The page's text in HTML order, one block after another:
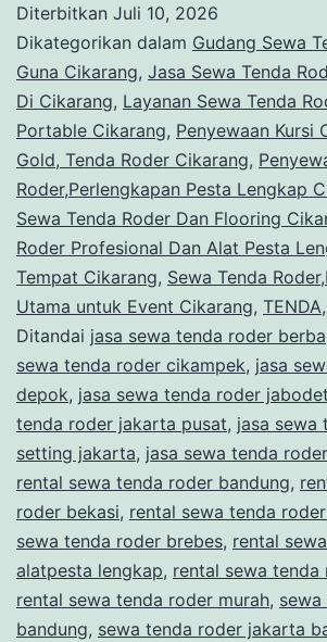
Dan
Alat
Pesta
Lengkap
Satu
Tempat
Cikarang
Diterbitkan Juli 10, 2026
Dikategorikan dalam Gudang Sewa
Guna Cikarang, Jasa Sewa Tenda
Di Cikarang, Layanan Sewa Tenda
Portable Cikarang, Penyewaan Kursi
Gold, Tenda Roder Cikarang,
Roder,Perlengkapan Pesta Lengkap
Sewa Tenda Roder Dan Flooring
Roder Profesional Dan Alat Pesta
Tempat Cikarang, Sewa Tenda
Utama untuk Event Cikarang, TENDA,
Ditandai jasa sewa tenda roder
sewa tenda roder cikampek, jasa
depok, jasa sewa tenda roder
tenda roder jakarta pusat, jasa sewa
setting jakarta, jasa sewa tenda
rental sewa tenda roder bandung,
roder bekasi, rental sewa tenda
sewa tenda roder brebes, rental
alatpesta lengkap, rental sewa tenda
rental sewa tenda roder murah,
bandung, sewa tenda roder jakarta